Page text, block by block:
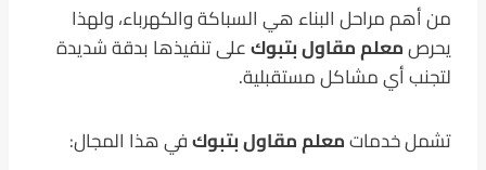
من أهم مراحل البناء هي السباكة والكهرباء، ولهذا
يحرصمعلم مقاول بتبوكعلى تنفيذها بدقة شديدة
لتجنب أي مشاكل مستقبلية.
تشمل خدماتمعلم مقاول بتبوكفي هذا المجال: